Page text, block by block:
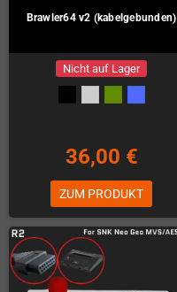
Brawler64 v2 (kabelgebunden)
Nicht auf Lager
36,00 €
ZUM PRODUKT